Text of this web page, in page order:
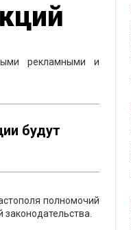
рекламными и
будут
полномочий